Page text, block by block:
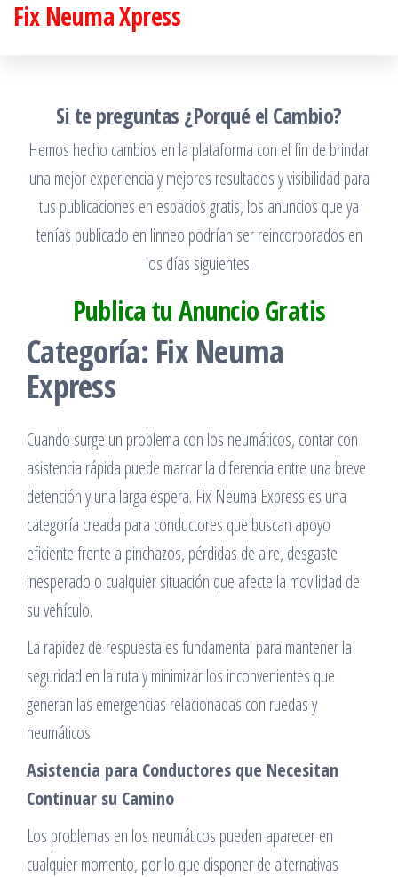
SaltarFix Neuma Xpress
Si te preguntas ¿Porqué el Cambio?
Hemos hecho cambios en la plataforma con el fin de brindar
una mejor experiencia y mejores resultados y visibilidad para
tus publicaciones en espacios gratis, los anuncios que ya
tenías publicado en linneo podrían ser reincorporados en
los días siguientes.
Publica tu Anuncio Gratis
Categoría: Fix Neuma
Express
Cuando surge un problema con los neumáticos, contar con
asistencia rápida puede marcar la diferencia entre una breve
detención y una larga espera. Fix Neuma Express es una
categoría creada para conductores que buscan apoyo
eficiente frente a pinchazos, pérdidas de aire, desgaste
inesperado o cualquier situación que afecte la movilidad de
su vehículo.
La rapidez de respuesta es fundamental para mantener la
seguridad en la ruta y minimizar los inconvenientes que
generan las emergencias relacionadas con ruedas y
neumáticos.
Asistencia para Conductores que Necesitan
Continuar su Camino
Los problemas en los neumáticos pueden aparecer en
cualquier momento, por lo que disponer de alternativas